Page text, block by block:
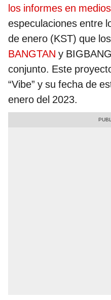
los informes en medios
especulaciones entre
de enero (KST) que
BANGTAN y
conjunto. Este
“Vibe” y su fecha de
enero del 2023.